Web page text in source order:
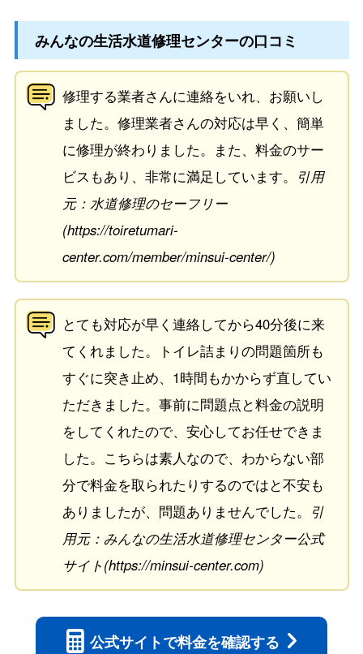
みんなの生活水道修理センターの口コミ
修理する業者さんに連絡をいれ、お願いし
ました。修理業者さんの対応は早く、簡単
に修理が終わりました。また、料金のサー
ビスもあり、非常に満足しています。 引用
元：水道修理のセーフリー
(https://toiretumari-
center.com/member/minsui-center/)
とても対応が早く連絡してから40分後に来
てくれました。トイレ詰まりの問題箇所も
すぐに突き止め、1時間もかからず直してい
ただきました。事前に問題点と料金の説明
をしてくれたので、安心してお任せできま
した。こちらは素人なので、わからない部
分で料金を取られたりするのではと不安も
ありましたが、問題ありませんでした。 引
用元：みんなの生活水道修理センター公式
サイト(https://minsui-center.com)
公式サイトで料金を確認する